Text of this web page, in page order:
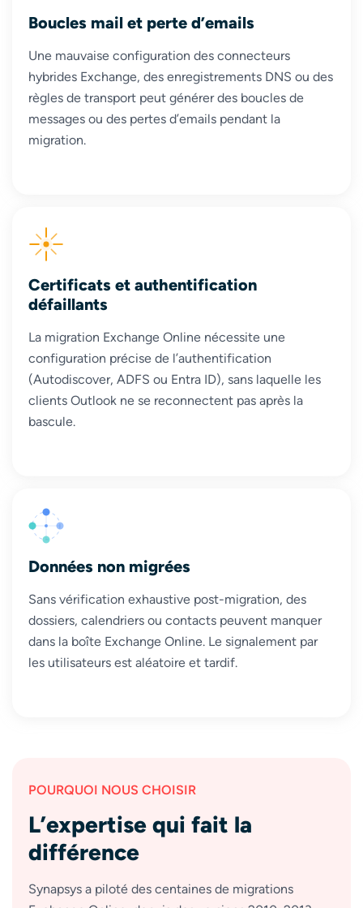
Boucles mail et perte d’emails
Une mauvaise configuration des connecteurs
hybrides Exchange, des enregistrements DNS ou des
règles de transport peut générer des boucles de
messages ou des pertes d’emails pendant la
migration.
Certificats et authentification
défaillants
La migration Exchange Online nécessite une
configuration précise de l’authentification
(Autodiscover, ADFS ou Entra ID), sans laquelle les
clients Outlook ne se reconnectent pas après la
bascule.
Données non migrées
Sans vérification exhaustive post-migration, des
dossiers, calendriers ou contacts peuvent manquer
dans la boîte Exchange Online. Le signalement par
les utilisateurs est aléatoire et tardif.
POURQUOI NOUS CHOISIR
L’expertise qui fait la
différence
Synapsys a piloté des centaines de migrations